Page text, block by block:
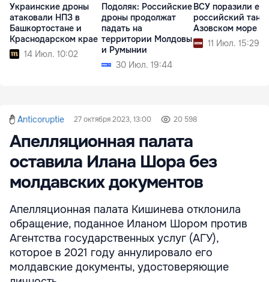
Украинские дроны
атаковали НПЗ в
Башкортостане и
Краснодарском крае
14 Июл. 10:02
Подоляк: Российские
дроны продолжат
падать на
территории Молдовы
и Румынии
30 Июл. 19:44
ВСУ поразили
российский
Азовском море
11 Июл. 15:29
Anticoruptie 27 октября 2023, 13:00 20 598
Апелляционная палата
оставила Илана Шора без
молдавских документов
Апелляционная палата Кишинева отклонила
обращение, поданное Иланом Шором против
Агентства государственных услуг (АГУ),
которое в 2021 году аннулировало его
молдавские документы, удостоверяющие